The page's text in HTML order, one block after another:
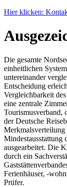
Hier klicken:
Die gesamte
einheitlichen
untereinander
Entscheidung
Vergleichbarkeit
eine zentrale
Tourismusverband,
der Deutsche
Merkmalsverteilung
Mindestausstattung
ausgearbeitet. Die
durch ein
Ferienhäuser, -
Prüfer.